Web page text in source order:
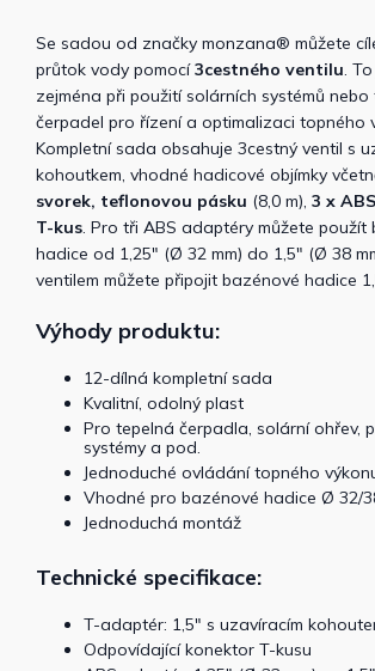
Se sadou od značky monzana® můžete
průtok vody pomocí3cestného ventilu.
zejména při použití solárních systémů nebo
čerpadel pro řízení a optimalizaci topného
Kompletní sada obsahuje 3cestný ventil s
kohoutkem, vhodné hadicové objímky
svorek, teflonovou pásku (8,0 m), 3 x
T-kus. Pro tři ABS adaptéry můžete použít
hadice od 1,25" (Ø 32 mm) do 1,5" (Ø 38
ventilem můžete připojit bazénové hadice
Výhody produktu:
12-dílná kompletní sada
Kvalitní, odolný plast
Pro tepelná čerpadla, solární ohřev,
systémy a pod.
Jednoduché ovládání topného
Vhodné pro bazénové hadice Ø 32/
Jednoduchá montáž
Technické specifikace:
T-adaptér: 1,5" s uzavíracím
Odpovídající konektor T-kusu